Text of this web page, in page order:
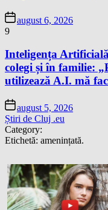
august 6, 2026
9
Inteligența
colegi și în familie:
utilizează A.I. mă
august 5, 2026
Știri de Cluj .eu
Category:
Etichetă: amenințată.